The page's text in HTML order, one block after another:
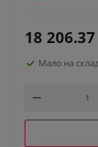
18 206.37
Мало на